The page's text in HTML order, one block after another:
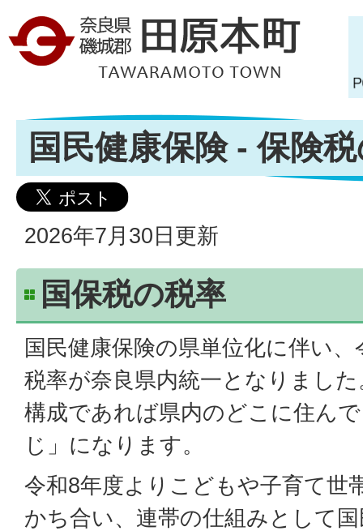
国民健康保険 - 保険
2026年7月30日更新
国保税の税率
国民健康保険の県単位化に伴い
税率が奈良県内統一となりまし
構成であれば県内のどこに住ん
じ」になります。
令和8年度よりこどもや子育て世
かち合い、連帯の仕組みとして